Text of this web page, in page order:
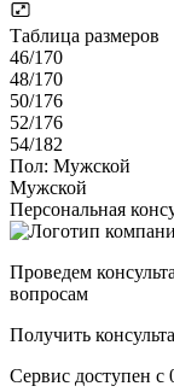
Таблица размеров
46/170
48/170
50/176
52/176
54/182
Пол: Мужской
Мужской
Персональная
Проведем
вопросам
Получить
Сервис доступен с